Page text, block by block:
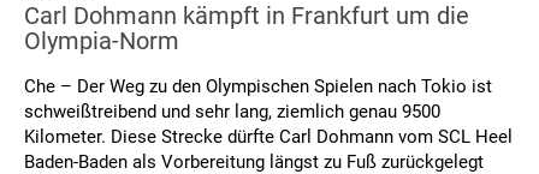
Carl Dohmann kämpft in Frankfurt um die
Olympia-Norm
Che – Der Weg zu den Olympischen Spielen nach Tokio ist
schweißtreibend und sehr lang, ziemlich genau 9500
Kilometer. Diese Strecke dürfte Carl Dohmann vom SCL Heel
Baden-Baden als Vorbereitung längst zu Fuß zurückgelegt